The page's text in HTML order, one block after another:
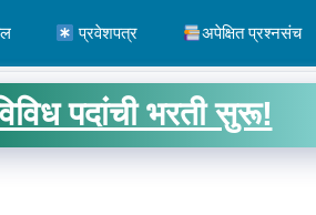
प्रवेशपत्र अपेक्षित प्रश्नसंच
पदांची भरती सुरू!